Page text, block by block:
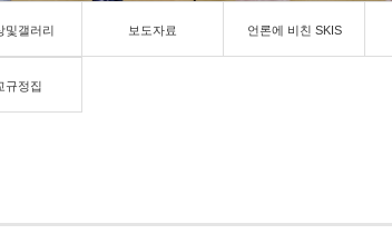
및갤러리 보도자료 언론에 비친 SKIS
규정집